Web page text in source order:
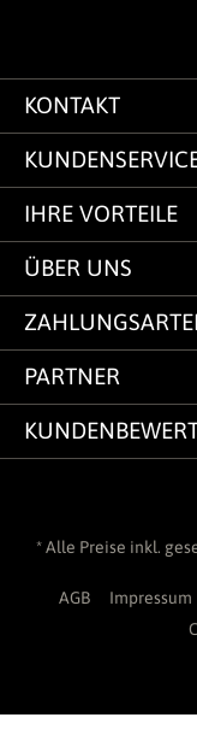
KONTAKT
IHRE VORTEILE
ÜBER UNS
PARTNER
* Alle Preise inkl.
AGB Impressum